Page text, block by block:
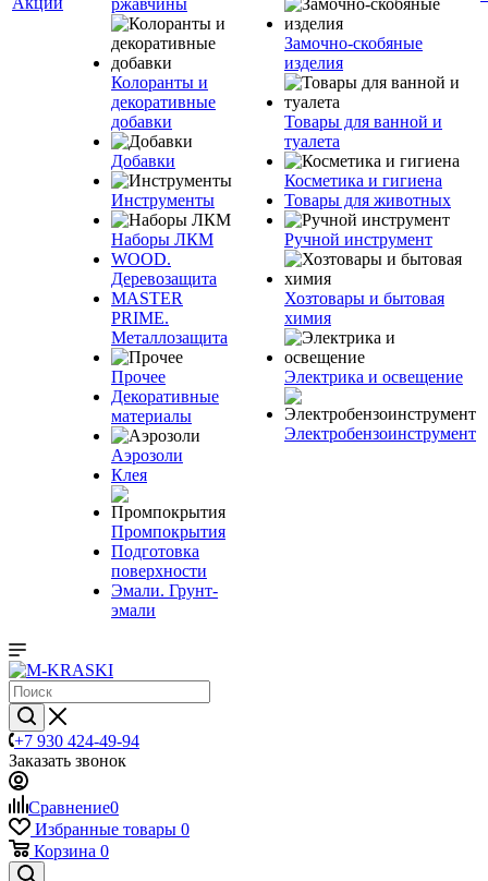
ржавчины
Колоранты и
декоративные
добавки
Добавки
Инструменты
Наборы ЛКМ
WOOD.
Деревозащита
MASTER
PRIME.
Металлозащита
Прочее
Декоративные
материалы
Аэрозоли
Клея
Промпокрытия
Подготовка
поверхности
Эмали. Грунт-
эмали
Замочно-скобяные
изделия
Товары для ванной и
туалета
Косметика и гигиена
Товары для животных
Ручной инструмент
Хозтовары и бытовая
химия
Электрика и освещение
Электробензоинструмент
+7 930 424-49-94
Заказать звонок
Сравнение0
Избранные товары 0
Корзина 0